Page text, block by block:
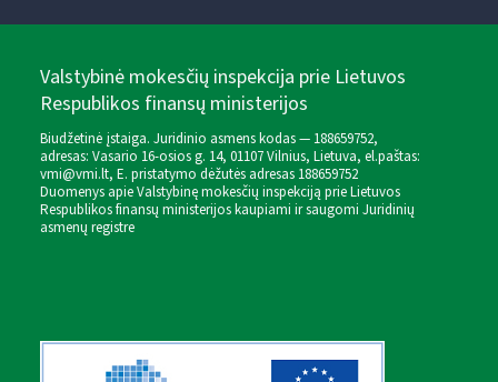
Valstybinė mokesčių inspekcija prie Lietuvos
Respublikos finansų ministerijos
Biudžetinė įstaiga. Juridinio asmens kodas — 188659752,
adresas: Vasario 16-osios g. 14, 01107 Vilnius, Lietuva, el.paštas:
vmi@vmi.lt, E. pristatymo dėžutės adresas 188659752
Duomenys apie Valstybinę mokesčių inspekciją prie Lietuvos
Respublikos finansų ministerijos kaupiami ir saugomi Juridinių
asmenų registre